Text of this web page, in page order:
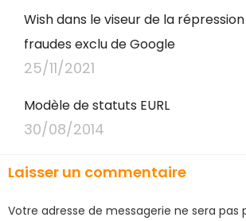
Wish dans le viseur de la
fraudes exclu de Google
25/11/2021
Modèle de statuts EURL
30/08/2014
Laisser un commentaire
Votre adresse de messagerie ne sera pas